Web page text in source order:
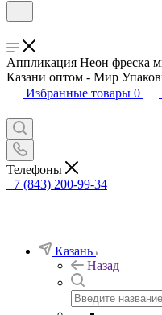
Аппликация Неон фреска
Казани оптом - Мир
Избранные товары 0
Телефоны
+7 (843) 200-99-34
Казань
Назад